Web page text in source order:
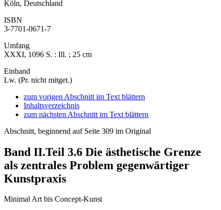
Köln, Deutschland
ISBN
3-7701-0671-7
Umfang
XXXI, 1096 S. : Ill. ; 25 cm
Einband
Lw. (Pr. nicht mitget.)
zum vorigen Abschnitt im Text blättern
Inhaltsverzeichnis
zum nächsten Abschnitt im Text blättern
Abschnitt, beginnend auf Seite 309 im Original
Band II.Teil 3.6 Die ästhetische Grenze
als zentrales Problem gegenwärtiger
Kunstpraxis
Minimal Art bis Concept-Kunst